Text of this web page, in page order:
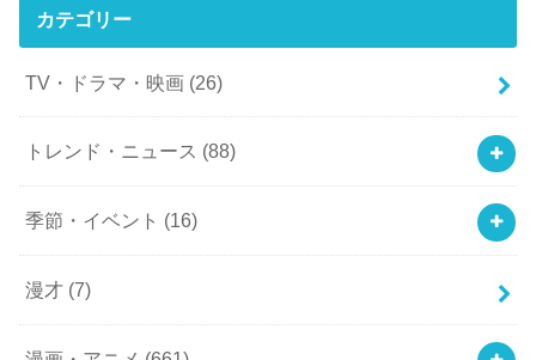
カテゴリー
TV・ドラマ・映画 (26)
トレンド・ニュース (88)
季節・イベント (16)
漫才 (7)